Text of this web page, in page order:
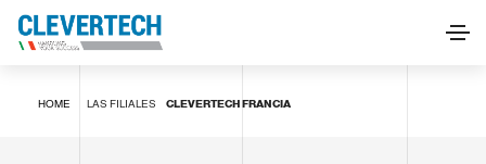
HOME LAS FILIALES CLEVERTECH FRANCIA